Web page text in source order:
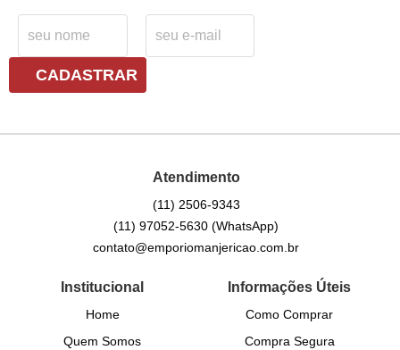
CADASTRAR
Atendimento
(11) 2506-9343
(11) 97052-5630(WhatsApp)
contato@emporiomanjericao.com.br
Institucional
Home
Quem Somos
Informações Úteis
Como Comprar
Compra Segura